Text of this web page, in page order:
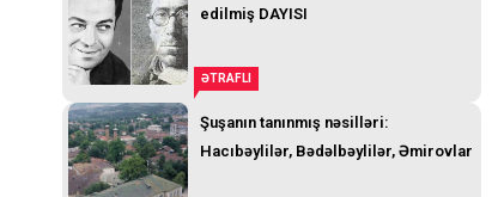
edilmiş DAYISI
ƏTRAFLI
Şuşanın tanınmış nəsilləri:
Hacıbəylilər, Bədəlbəylilər, Əmirovlar